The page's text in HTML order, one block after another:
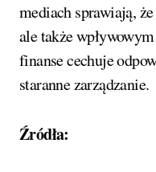
mediach sprawiają,
ale także
finanse cechuje
staranne zarządzanie.
Źródła: